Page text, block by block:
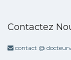
Contactez
contact @